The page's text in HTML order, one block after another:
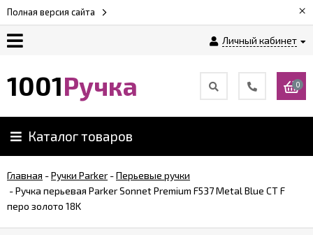
Полная версия сайта ×
Личный кабинет
Возврат
1001Ручка 0
Каталог товаров
Главная -Ручки Parker -Перьевые ручки
-Ручка перьевая Parker Sonnet Premium F537 Metal Blue CT F
перо золото 18K